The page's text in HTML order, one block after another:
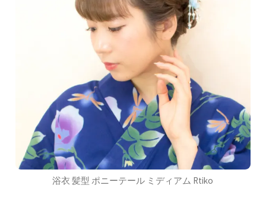
浴衣 髪型 ポニーテール ミディアム Rtiko